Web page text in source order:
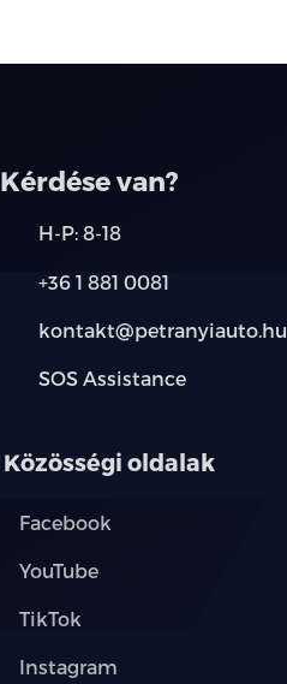
Kérdése van?
H-P: 8-18
+36 1 881 0081
kontakt@petranyiauto.hu
SOS Assistance
Közösségi oldalak
Facebook
YouTube
TikTok
Instagram